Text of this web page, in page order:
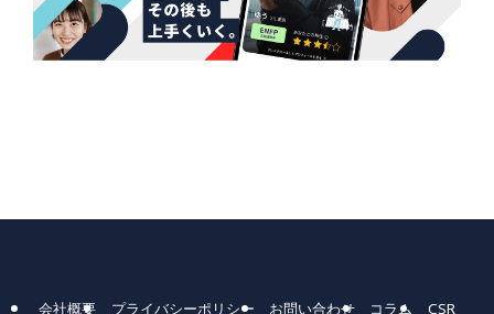
会社概要 プライバシーポリシー お問い合わせ コラム CSR